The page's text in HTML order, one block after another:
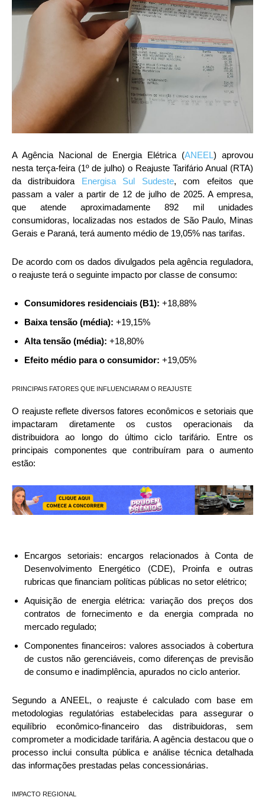
A Agência Nacional de Energia Elétrica (ANEEL) aprovou
nesta terça-feira (1º de julho) o Reajuste Tarifário Anual (RTA)
da distribuidora Energisa Sul Sudeste, com efeitos que
passam a valer a partir de 12 de julho de 2025. A empresa,
que atende aproximadamente 892 mil unidades
consumidoras, localizadas nos estados de São Paulo, Minas
Gerais e Paraná, terá aumento médio de 19,05% nas tarifas.
De acordo com os dados divulgados pela agência reguladora,
o reajuste terá o seguinte impacto por classe de consumo:
Consumidores residenciais (B1): +18,88%
Baixa tensão (média): +19,15%
Alta tensão (média): +18,80%
Efeito médio para o consumidor: +19,05%
PRINCIPAIS FATORES QUE INFLUENCIARAM O REAJUSTE
O reajuste reflete diversos fatores econômicos e setoriais que
impactaram diretamente os custos operacionais da
distribuidora ao longo do último ciclo tarifário. Entre os
principais componentes que contribuíram para o aumento
estão:
Encargos setoriais: encargos relacionados à Conta de
Desenvolvimento Energético (CDE), Proinfa e outras
rubricas que financiam políticas públicas no setor elétrico;
Aquisição de energia elétrica: variação dos preços dos
contratos de fornecimento e da energia comprada no
mercado regulado;
Componentes financeiros: valores associados à cobertura
de custos não gerenciáveis, como diferenças de previsão
de consumo e inadimplência, apurados no ciclo anterior.
Segundo a ANEEL, o reajuste é calculado com base em
metodologias regulatórias estabelecidas para assegurar o
equilíbrio econômico-financeiro das distribuidoras, sem
comprometer a modicidade tarifária. A agência destacou que o
processo inclui consulta pública e análise técnica detalhada
das informações prestadas pelas concessionárias.
IMPACTO REGIONAL